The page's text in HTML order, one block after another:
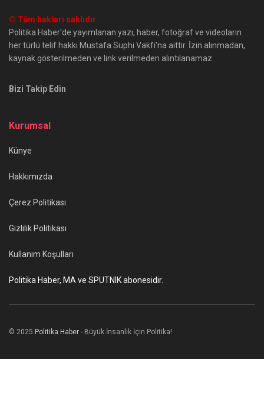
© Tüm hakları saklıdır
Politika Haber'de yayımlanan yazı, haber, fotoğraf ve videoların
her türlü telif hakkı Mustafa Suphi Vakfı'na aittir. İzin alınmadan,
kaynak gösterilmeden ve link verilmeden alıntılanamaz.
Bizi Takip Edin
Kurumsal
Künye
Hakkımızda
Çerez Politikası
Gizlilik Politikası
Kullanım Koşulları
Politika Haber, MA ve SPUTNIK abonesidir.
© 2025 Politika Haber - Büyük İnsanlık İçin Politika!